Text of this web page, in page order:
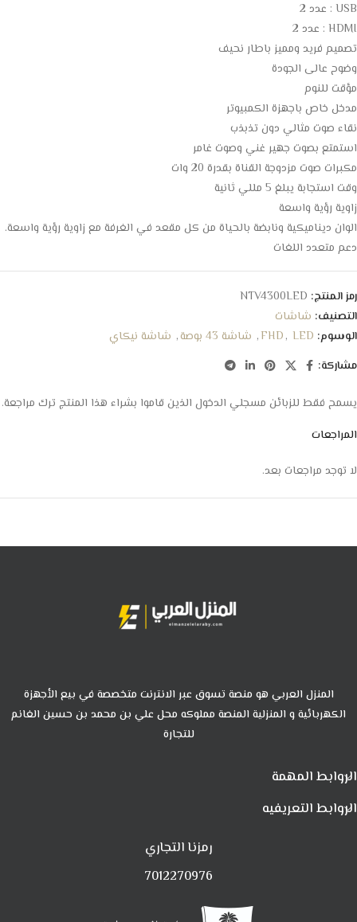
USB : عدد 2
HDMI : عدد 2
تصميم فريد ومميز باطار نحيف
وضوح عالى الجودة
مؤقت للنوم
مدخل خاص باجهزة الكمبيوتر
نقاء صوت مثالي دون تذبذب
استمتع بصوت جهير غني وصوت غامر
مكبرات صوت مزدوجة القناة بقدرة 20 وات
وقت استجابة يبلغ 5 مللي ثانية
زاوية رؤية واسعة
الوان ديناميكية ونابضة بالحياة من كل مقعد في الغرفة مع زاوية رؤية واسعة.
دعم متعدد اللغات
رمز المنتج: NTV4300LED
التصنيف: شاشات
الوسوم:
FHD, LED
, شاشة 43 بوصة , شاشة نيكاي
مشاركة:
المراجعات
لا توجد مراجعات بعد.
يسمح فقط للزبائن مسجلي الدخول الذين قاموا بشراء هذا المنتج ترك مراجعة.
المنزل العربي هو منصة تسوق عبر الانترنت متخصصة في بيع الأجهزة
الكهربائية و المنزلية المنصة مملوكه محل علي بن محمد بن حسين الغانم
للتجارة
الروابط المهمة
الروابط التعريفيه
رمزنا التجاري
7012270976